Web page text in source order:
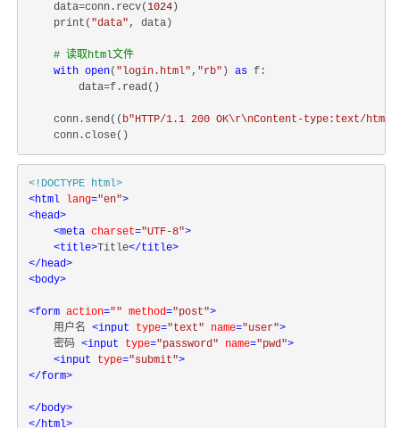
    data=conn.recv(
1024 )
    print(
"data" , data)
# 读取html文件
with open( "login.html" , "rb" ) as f:
        data=f.read()
    conn.send((
b"HTTP/1.1 200 OK\r\nContent-type:text/
<!DOCTYPE html>
<html lang="en">
<head>
<meta charset="UTF-8">
<title>Title</title>
</head>
<body>
<form action="" method="post">
    用户名
<input type="text" name="user">
    密码
<input type="password" name="pwd">
<input type="submit">
</form>
</body>
</html>